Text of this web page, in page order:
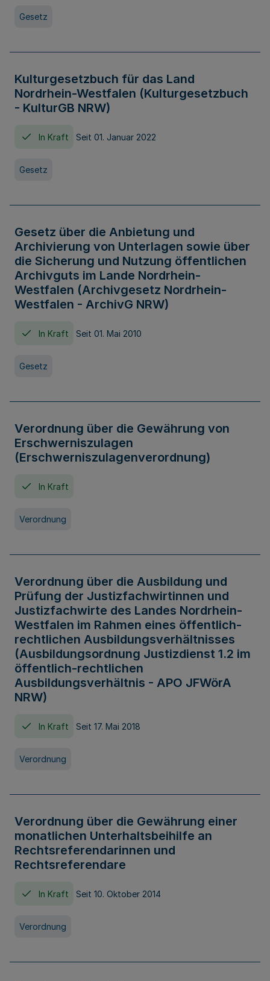
Gesetz
Kulturgesetzbuch für das Land
Nordrhein-Westfalen (Kulturgesetzbuch
- KulturGB NRW)
In Kraft Seit 01. Januar 2022
Gesetz
Gesetz über die Anbietung und
Archivierung von Unterlagen sowie über
die Sicherung und Nutzung öffentlichen
Archivguts im Lande Nordrhein-
Westfalen (Archivgesetz Nordrhein-
Westfalen - ArchivG NRW)
In Kraft Seit 01. Mai 2010
Gesetz
Verordnung über die Gewährung von
Erschwerniszulagen
(Erschwerniszulagenverordnung)
In Kraft
Verordnung
Verordnung über die Ausbildung und
Prüfung der Justizfachwirtinnen und
Justizfachwirte des Landes Nordrhein-
Westfalen im Rahmen eines öffentlich-
rechtlichen Ausbildungsverhältnisses
(Ausbildungsordnung Justizdienst 1.2 im
öffentlich-rechtlichen
Ausbildungsverhältnis - APO JFWörA
NRW)
In Kraft Seit 17. Mai 2018
Verordnung
Verordnung über die Gewährung einer
monatlichen Unterhaltsbeihilfe an
Rechtsreferendarinnen und
Rechtsreferendare
In Kraft Seit 10. Oktober 2014
Verordnung